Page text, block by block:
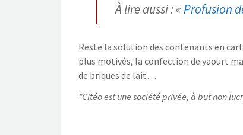
À lire aussi : «Profusion
Reste la solution des contenants en
plus motivés, la confection de yaourt
de briques de lait…
*Citéo est une sociétéprivée, à but non